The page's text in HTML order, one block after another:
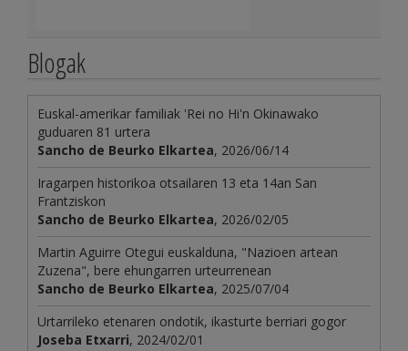
Blogak
Euskal-amerikar familiak 'Rei no Hi'n Okinawako
guduaren 81 urtera
Sancho de Beurko Elkartea, 2026/06/14
Iragarpen historikoa otsailaren 13 eta 14an San
Frantziskon
Sancho de Beurko Elkartea, 2026/02/05
Martin Aguirre Otegui euskalduna, "Nazioen artean
Zuzena", bere ehungarren urteurrenean
Sancho de Beurko Elkartea, 2025/07/04
Urtarrileko etenaren ondotik, ikasturte berriari gogor
Joseba Etxarri, 2024/02/01